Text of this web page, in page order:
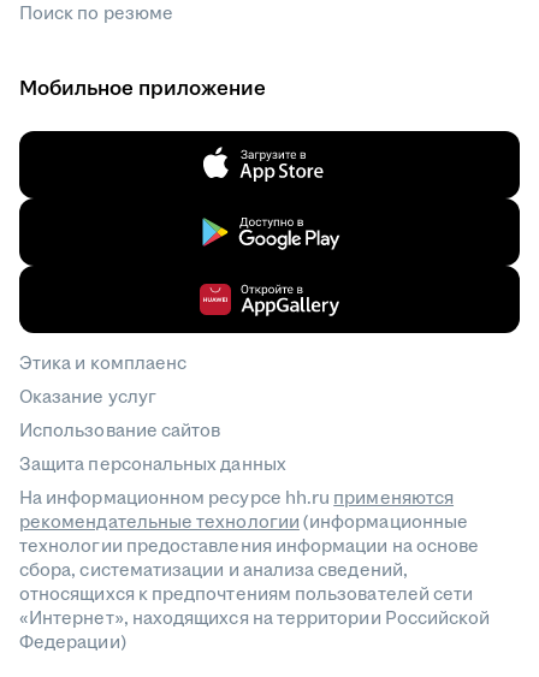
Поиск по резюме
Мобильное приложение
Этика и комплаенс
Оказание услуг
Использование сайтов
Защита персональных данных
На информационном ресурсе hh.ru применяются
рекомендательные технологии(информационные
технологии предоставления информации на основе
сбора, систематизации и анализа сведений,
относящихся к предпочтениям пользователей сети
«Интернет», находящихся на территории Российской
Федерации)